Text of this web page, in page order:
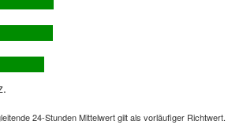
24-Stunden Mittelwert gilt als vorläufiger Richtwert.